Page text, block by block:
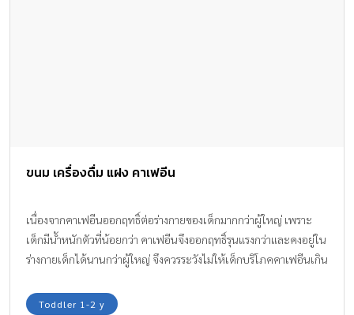
ขนม เครื่องดื่ม แฝง คาเฟอีน
เนื่องจากคาเฟอีนออกฤทธิ์ต่อร่างกายของเด็กมากกว่าผู้ใหญ่ เพราะ
เด็กมีน้ำหนักตัวที่น้อยกว่า คาเฟอีนจึงออกฤทธิ์รุนแรงกว่าและคงอยู่ใน
ร่างกายเด็กได้นานกว่าผู้ใหญ่ จึงควรระวังไม่ให้เด็กบริโภคคาเฟอีนเกิน
Toddler 1-2 y